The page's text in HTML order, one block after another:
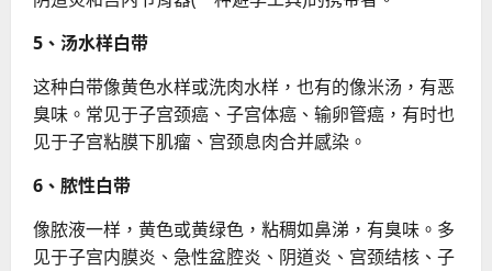
5、汤水样白带
这种白带像黄色水样或洗肉水样，也有的像米汤，有恶
臭味。常见于子宫颈癌、子宫体癌、输卵管癌，有时也
见于子宫粘膜下肌瘤、宫颈息肉合并感染。
6、脓性白带
像脓液一样，黄色或黄绿色，粘稠如鼻涕，有臭味。多
见于子宫内膜炎、急性盆腔炎、阴道炎、宫颈结核、子